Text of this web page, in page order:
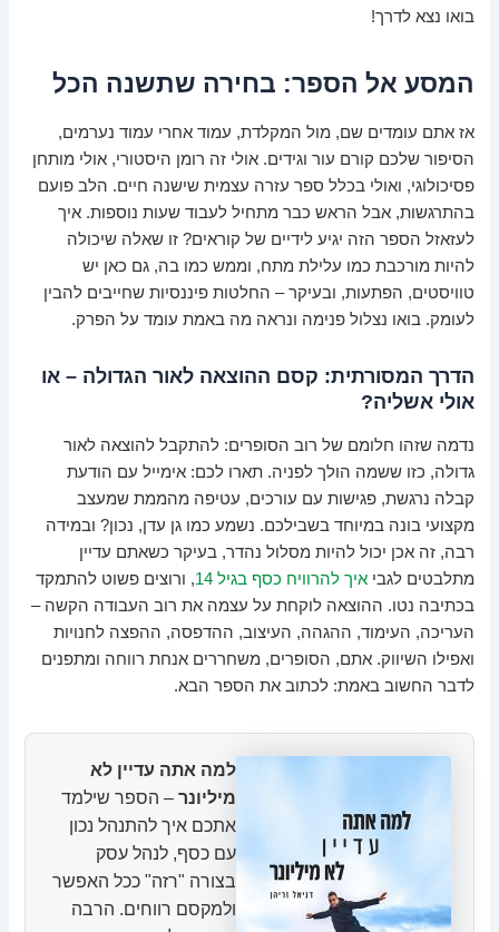
בואו נצא לדרך!
המסע אל הספר: בחירה שתשנה הכל
אז אתם עומדים שם, מול המקלדת, עמוד אחרי עמוד נערמים,
הסיפור שלכם קורם עור וגידים. אולי זה רומן היסטורי, אולי מותחן
פסיכולוגי, ואולי בכלל ספר עזרה עצמית שישנה חיים. הלב פועם
בהתרגשות, אבל הראש כבר מתחיל לעבוד שעות נוספות. איך
לעזאזל הספר הזה יגיע לידיים של קוראים? זו שאלה שיכולה
להיות מורכבת כמו עלילת מתח, וממש כמו בה, גם כאן יש
טוויסטים, הפתעות, ובעיקר – החלטות פיננסיות שחייבים להבין
לעומק. בואו נצלול פנימה ונראה מה באמת עומד על הפרק.
הדרך המסורתית: קסם ההוצאה לאור הגדולה – או
אולי אשליה?
נדמה שזהו חלומם של רוב הסופרים: להתקבל להוצאה לאור
גדולה, כזו ששמה הולך לפניה. תארו לכם: אימייל עם הודעת
קבלה נרגשת, פגישות עם עורכים, עטיפה מהממת שמעצב
מקצועי בונה במיוחד בשבילכם. נשמע כמו גן עדן, נכון? ובמידה
רבה, זה אכן יכול להיות מסלול נהדר, בעיקר כשאתם עדיין
מתלבטים לגביאיך להרוויח כסף בגיל 14
, ורוצים פשוט להתמקד
בכתיבה נטו. ההוצאה לוקחת על עצמה את רוב העבודה הקשה –
העריכה, העימוד, ההגהה, העיצוב, ההדפסה, ההפצה לחנויות
ואפילו השיווק. אתם, הסופרים, משחררים אנחת רווחה ומתפנים
לדבר החשוב באמת: לכתוב את הספר הבא.
למה אתה עדיין לא
מיליונר – הספר שילמד
אתכם איך להתנהל נכון
עם כסף, לנהל עסק
בצורה "רזה" ככל האפשר
ולמקסם רווחים. הרבה